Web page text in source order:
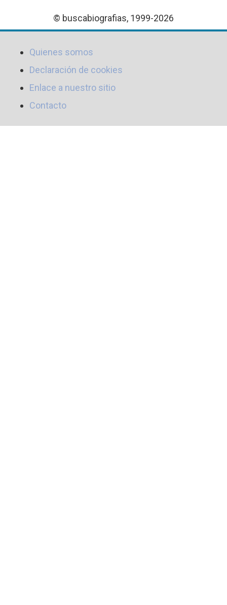
© buscabiografias, 1999-2026
Quienes somos
Declaración de cookies
Enlace a nuestro sitio
Contacto